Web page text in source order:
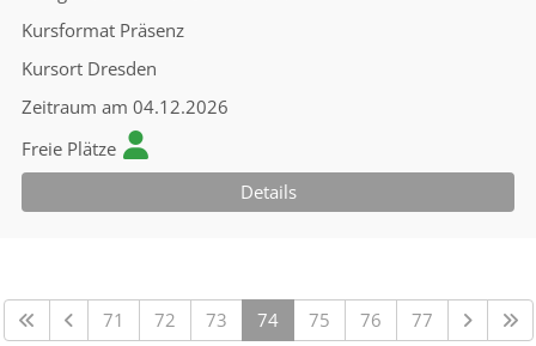
Kursformat Präsenz
Kursort Dresden
Zeitraum am 04.12.2026
Freie Plätze
Details
71 72 73 74 75 76 77